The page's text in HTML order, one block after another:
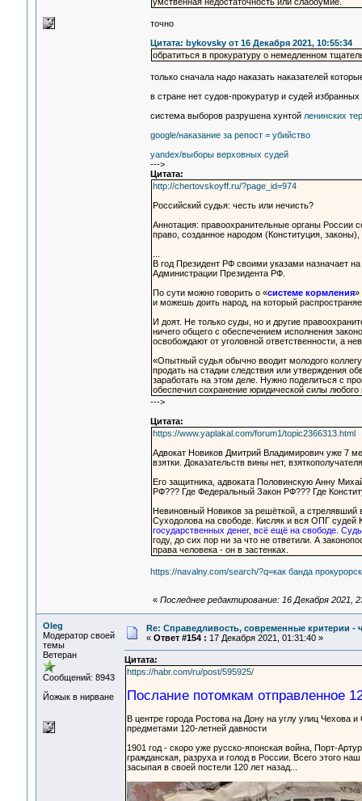
точно
Цитата: bykovsky от 16 Декабря 2021, 10:55:34
обратиться в прокуратуру о немедленном
только сначала надо наказать наказателей
в стране нет судов-прокуратур и судей
система выборов разрушена хунтой ленинских
google/наказание за репост = убийство
yandex/выборы верховных судей
--->
Цитата:
http://chertovskoyff.ru/?page_id=974
Российский судья: честь или нечисть?
Аннотация: правоохранительные органы России
право, созданное народом (Конституция,
В год Президент РФ своими указами назначает
Администрации Президента РФ.
По сути можно говорить о «системе кормления»
и можешь доить народ, на который
И доят. Не только суды, но и другие
ничего общего с обеспечением исполнения
освобождают от уголовной ответственности, а
«Опытный судья обычно вводит молодого
продать на стадии следствия или утверждения
заработать на этом деле. Нужно поделиться с
обеспечил сохранение юридической силы
--->
Цитата:
https://www.yaplakal.com/forum1/topic2366313.html
Адвокат Новиков Дмитрий Владимирович уже 7
взятки. Доказательств вины нет,
Его защитника, адвоката Половинскую Анну
РФ??? Где Федеральный Закон РФ??? Где
Невиновный Новиков за решёткой, а
Суходолова на свободе. Кисляк и вся ОПГ судей
государственных денег, всё ещё на свободе.
году, до сих пор ни за что не ответили. А
права человека - он в застенках.
https://navalny.com/search/?q=как банда
« Последнее редактирование: 16 Декабря 2021,
Oleg
Модератор своей
темы
Ветеран
Сообщений: 8943
Йожык в нирване
Re: Справедливость, современные критерии -
« Ответ #154 : 17 Декабря 2021, 01:31:40 »
Цитата:
https://habr.com/ru/post/595925/
Послание потомкам отправленное
В центре города Ростова на Дону на углу улиц Чехова
предметами 120-летней давности
1901 год - скоро уже русско-японская война, Порт-
гражданская, разруха и голод в России. Всего этого
засыпая в своей постели 120 лет назад...